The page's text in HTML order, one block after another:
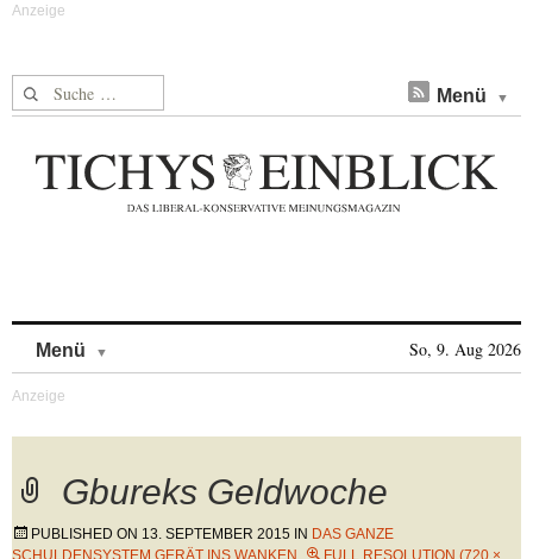
Suche nach: Menü
Menü So, 9. Aug 2026
Gbureks Geldwoche
PUBLISHED ON 13. SEPTEMBER 2015 IN DAS GANZE
SCHULDENSYSTEM GERÄT INS WANKEN
FULL RESOLUTION (720 ×